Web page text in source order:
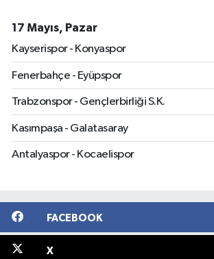
17 Mayıs, Pazar
Kayserispor - Konyaspor
Fenerbahçe - Eyüpspor
Trabzonspor - Gençlerbirliği S.K.
Kasımpaşa - Galatasaray
Antalyaspor - Kocaelispor
FACEBOOK
X